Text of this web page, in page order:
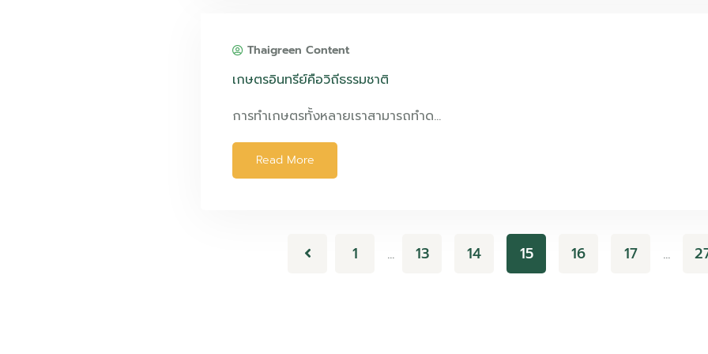
Thaigreen Content
เกษตรอินทรีย์คือวิถีธรรมชาติ
การทำเกษตรทั้งหลายเราสามารถทำด…
Read More
1 … 13 14 15 16 17 …